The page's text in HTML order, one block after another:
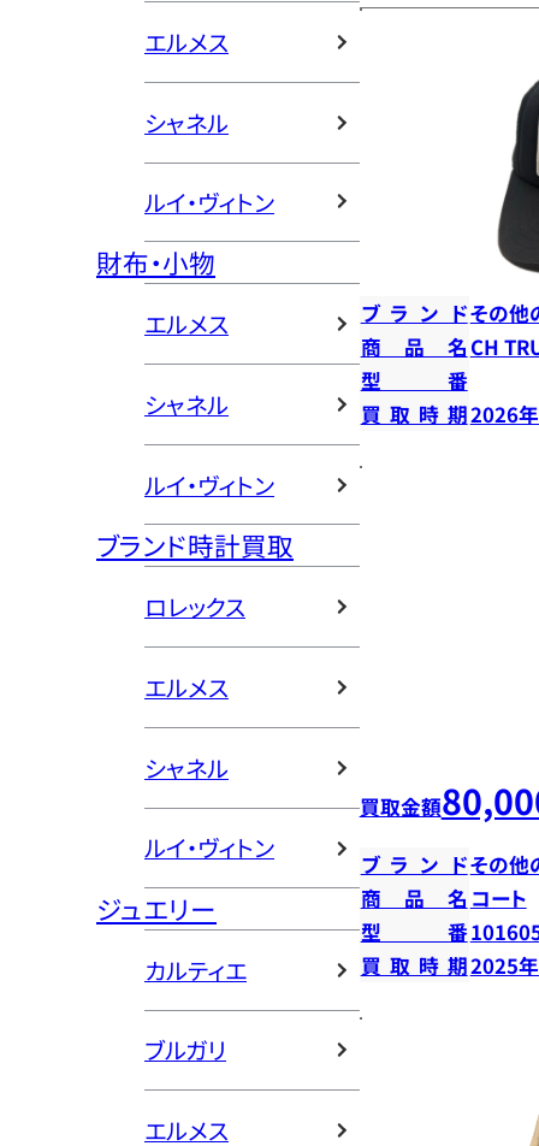
エルメス
シャネル
ルイ・ヴィトン
財布・小物
エルメス
シャネル
ルイ・ヴィトン
ブランド時計買取
ロレックス
エルメス
シャネル
ルイ・ヴィトン
ジュエリー
カルティエ
ブルガリ
エルメス
ブランドその他
商品名 CH
型番
買取時期2026
買取金額
ブランドその他
商品名 コート
型番
買取時期2025